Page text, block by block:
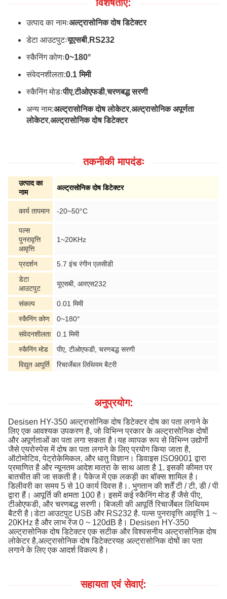
विशेषताएं:
उत्पाद का नामःअल्ट्रासोनिक दोष डिटेक्टर
डेटा आउटपुटःयूएसबी, RS232
स्कैनिंग कोणः0~180°
संवेदनशीलता:0.1 मिमी
स्कैनिंग मोडःपीए,टीओएफडी,चरणबद्ध सरणी
अन्य नाम:अल्ट्रासोनिक दोष लोकेटर,अल्ट्रासोनिक अपूर्णता
लोकेटर,अल्ट्रासोनिक दोष डिटेक्टर
तकनीकी मापदंडः
उत्पाद का
नाम
अल्ट्रासोनिक दोष डिटेक्टर
कार्य तापमान -20~50°C
पल्स
पुनरावृत्ति
आवृत्ति
1~20KHz
प्रदर्शन
5.7 इंच रंगीन एलसीडी
डेटा
आउटपुट
यूएसबी, आरएस232
संकल्प
0.01 मिमी
स्कैनिंग कोण
0~180°
संवेदनशीलता
0.1 मिमी
स्कैनिंग मोड
पीए, टीओएफडी, चरणबद्ध सरणी
विद्युत आपूर्ति
रिचार्जेबल लिथियम बैटरी
अनुप्रयोग:
Desisen HY-350 अल्ट्रासोनिक दोष डिटेक्टर दोष का पता लगाने के
लिए एक आवश्यक उपकरण है, जो विभिन्न प्रकार के अल्ट्रासोनिक दोषों
और अपूर्णताओं का पता लगा सकता है।यह व्यापक रूप से विभिन्न उद्योगों
जैसे एयरोस्पेस में दोष का पता लगाने के लिए प्रयोग किया जाता है,
ऑटोमोटिव, पेट्रोकेमिकल, और धातु विज्ञान। डिवाइस ISO9001 द्वारा
प्रमाणित है और न्यूनतम आदेश मात्रा के साथ आता है 1. इसकी कीमत पर
बातचीत की जा सकती है। पैकेज में एक लकड़ी का बॉक्स शामिल है।
डिलीवरी का समय 5 से 10 कार्य दिवस है।. भुगतान की शर्तें टी / टी, डी / पी
द्वारा हैं। आपूर्ति की क्षमता 100 है। इसमें कई स्कैनिंग मोड हैं जैसे पीए,
टीओएफडी, और चरणबद्ध सरणी। बिजली की आपूर्ति रिचार्जेबल लिथियम
बैटरी है।डेटा आउटपुट USB और RS232 है. पल्स पुनरावृत्ति आवृत्ति 1 ~
20KHz है और लाभ रेंज 0 ~ 120dB है। Desisen HY-350
अल्ट्रासोनिक दोष डिटेक्टर एक सटीक और विश्वसनीय अल्ट्रासोनिक दोष
लोकेटर है,अल्ट्रासोनिक दोष डिटेक्टरयह अल्ट्रासोनिक दोषों का पता
लगाने के लिए एक आदर्श विकल्प है।
सहायता एवं सेवाएं: